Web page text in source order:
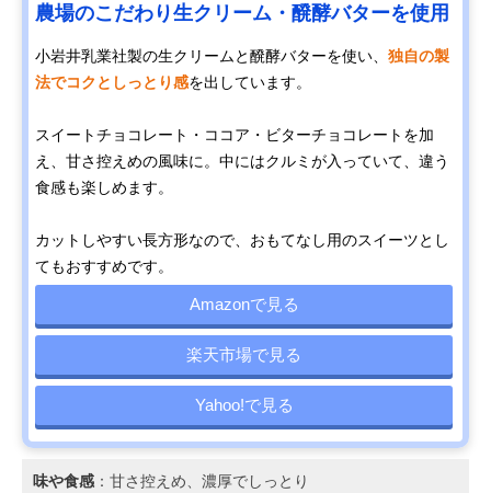
農場のこだわり生クリーム・醗酵バターを使用
小岩井乳業社製の生クリームと醗酵バターを使い、 独自の製
法でコクとしっとり感を出しています。
スイートチョコレート・ココア・ビターチョコレートを加
え、甘さ控えめの風味に。中にはクルミが入っていて、違う
食感も楽しめます。
カットしやすい長方形なので、おもてなし用のスイーツとし
てもおすすめです。
Amazonで見る
楽天市場で見る
Yahoo!で見る
味や食感 ：甘さ控えめ、濃厚でしっとり